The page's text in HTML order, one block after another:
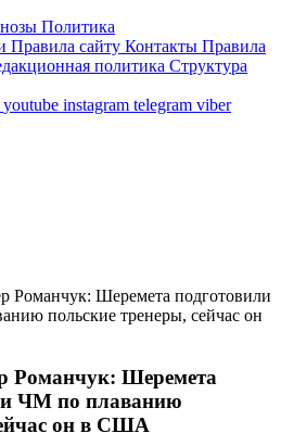
Политика
Правила сайту Контакты Правила
политика Структура
youtube instagram telegram viber
Романчук: Шеремета подготовили
польские тренеры, сейчас он
Романчук: Шеремета
и ЧМ по плаванию
он в США